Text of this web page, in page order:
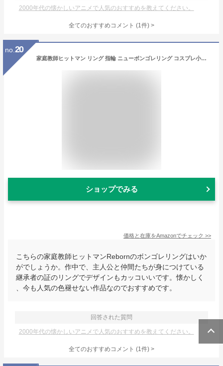
2000年代の懐かしいアニメで人気のおすすめを教えてください。
全てのおすすめコメント (1件) >
no. 20
家庭教師ヒットマン リング 指輪 ニューボンゴレリング コスプレ小物 変身 アクセサリー 雲/雨/晴/雷/風/霧/空 ボンゴレファミリー かっこいい 装飾周辺 プレゼント コレクション (晴の指輪) [並行輸入品]
ショップでみる
価格と在庫をAmazonでチェック >>
こちらの家庭教師ヒットマンRebornのボンゴレリングはいか
がでしょうか。作中で、主人公と仲間たちが身につけている
継承者の証のリングでデザインもカッコいいです。懐かしく
、今も人気の色褪せない作品なのでおすすめです。
回答された質問
2000年代の懐かしいアニメで人気のおすすめを教えてください。
全てのおすすめコメント (1件) >